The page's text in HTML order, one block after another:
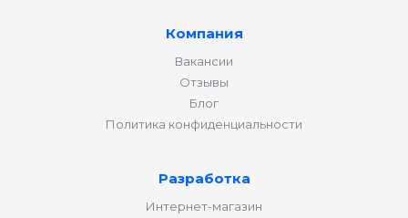
Компания
Вакансии
Отзывы
Блог
Политика конфиденциальности
Разработка
Интернет-магазин